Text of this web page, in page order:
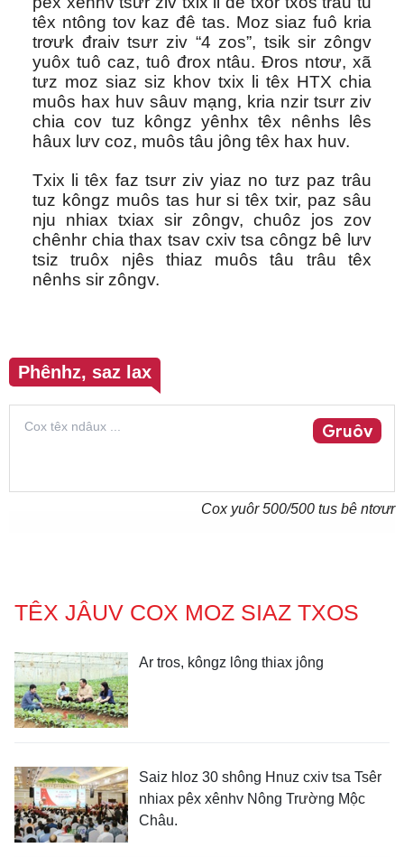
têx ntông tov kaz đê tas. Moz siaz fuô kria
trơưk đraiv tsưr ziv “4 zos”, tsik sir zôngv
yuôx tuô caz, tuô đrox ntâu. Đros ntơư, xã
tưz moz siaz siz khov txix li têx HTX chia
muôs hax huv sâuv mạng, kria nzir tsưr ziv
chia cov tuz kôngz yênhx têx nênhs lês
hâux lưv coz, muôs tâu jông têx hax huv.
Txix li têx faz tsưr ziv yiaz no tưz paz trâu
tuz kôngz muôs tas hur si têx txir, paz sâu
nju nhiax txiax sir zôngv, chuôz jos zov
chênhr chia thax tsav cxiv tsa côngz bê lưv
tsiz truôx njês thiaz muôs tâu trâu têx
nênhs sir zôngv.
Phênhz, saz lax
Gruôv
Cox yuôr500/500 tus bê ntơưr
TÊX JÂUV COX MOZ SIAZ TXOS
Ar tros, kôngz lông thiax jông
Saiz hloz 30 shông Hnuz cxiv tsa Tsêr
nhiax pêx xênhv Nông Trường Mộc
Châu.